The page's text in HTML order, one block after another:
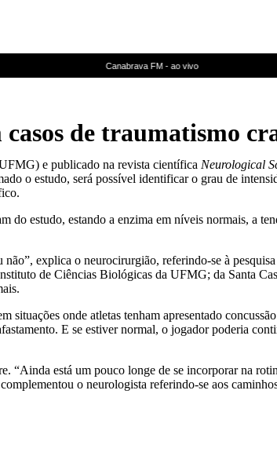
de traumatismo
e publicado na revista científica Neurological
o estudo, será possível identificar o grau de
estudo, estando a enzima em níveis normais, a
explica o neurocirurgião, referindo-se à
de Ciências Biológicas da UFMG; da Santa
onde atletas tenham apresentado
E se estiver normal, o jogador poderia
“Ainda está um pouco longe de se incorporar na
o neurologista referindo-se aos